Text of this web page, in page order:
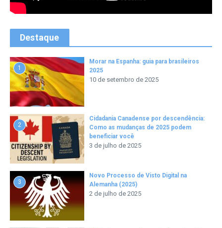
Destaque
1
Morar na Espanha: guia para brasileiros
2025
10 de setembro de 2025
2
Cidadania Canadense por descendência:
Como as mudanças de 2025 podem
beneficiar você
3 de julho de 2025
3
Novo Processo de Visto Digital na
Alemanha (2025)
2 de julho de 2025